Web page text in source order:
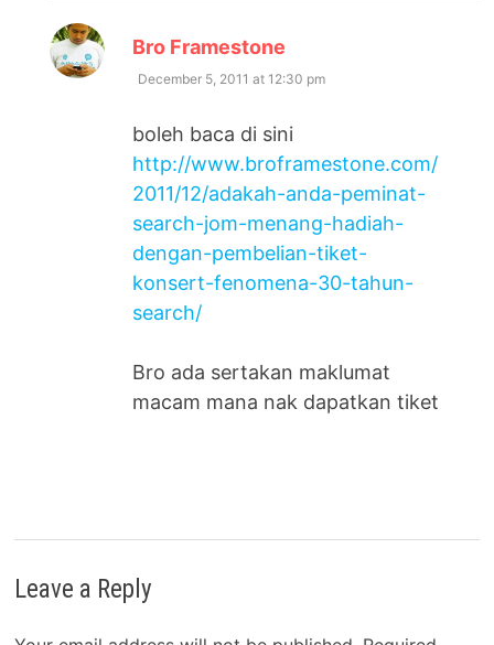
Bro Framestone
December 5, 2011 at 12:30 pm
boleh baca di sini
http://www.broframestone.com/
2011/12/adakah-anda-peminat-
search-jom-menang-hadiah-
dengan-pembelian-tiket-
konsert-fenomena-30-tahun-
search/
Bro ada sertakan maklumat
macam mana nak dapatkan tiket
Leave a Reply